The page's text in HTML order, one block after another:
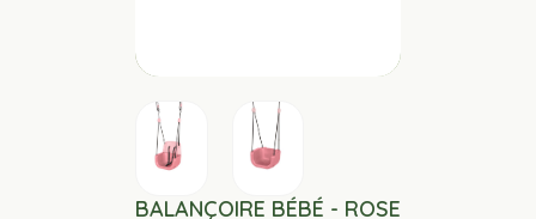
BALANÇOIRE BÉBÉ - ROSE